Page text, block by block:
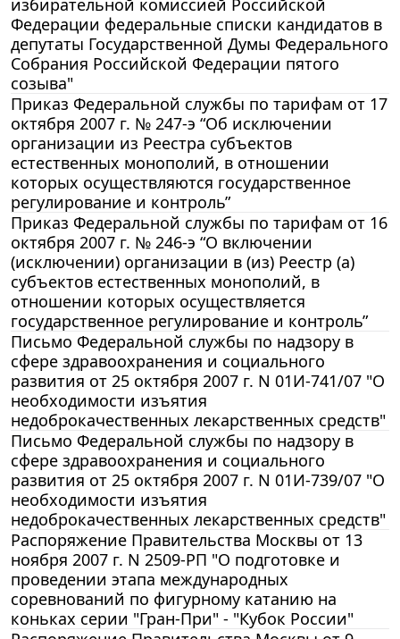
Федерации федеральные списки кандидатов в
депутаты Государственной Думы Федерального
Собрания Российской Федерации пятого
созыва"
Приказ Федеральной службы по тарифам от 17
октября 2007 г. № 247-э “Об исключении
организации из Реестра субъектов
естественных монополий, в отношении
которых осуществляются государственное
регулирование и контроль”
Приказ Федеральной службы по тарифам от 16
октября 2007 г. № 246-э “О включении
(исключении) организации в (из) Реестр (а)
субъектов естественных монополий, в
отношении которых осуществляется
государственное регулирование и контроль”
Письмо Федеральной службы по надзору в
сфере здравоохранения и социального
развития от 25 октября 2007 г. N 01И-741/07 "О
необходимости изъятия
недоброкачественных лекарственных средств"
Письмо Федеральной службы по надзору в
сфере здравоохранения и социального
развития от 25 октября 2007 г. N 01И-739/07 "О
необходимости изъятия
недоброкачественных лекарственных средств"
Распоряжение Правительства Москвы от 13
ноября 2007 г. N 2509-РП "О подготовке и
проведении этапа международных
соревнований по фигурному катанию на
коньках серии "Гран-При" - "Кубок России"